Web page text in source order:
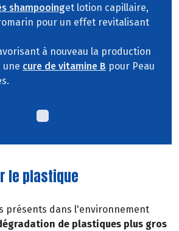
shampooinget lotion capillaire,
pour un effet revitalisant
à nouveau la production
une cure de vitamine B pour Peau
le plastique
présents dans l'environnement
de plastiques plus gros